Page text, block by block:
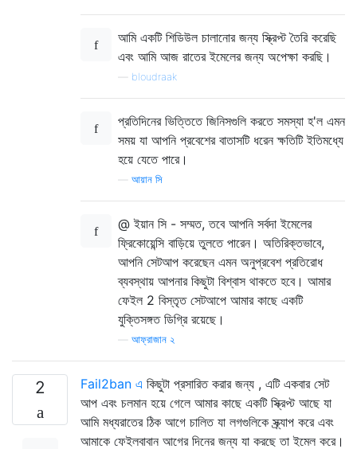
আমি একটি শিডিউল চালানোর জন্য স্ক্রিপ্ট তৈরি করেছি
এবং আমি আজ রাতের ইমেলের জন্য অপেক্ষা করছি।
bloudraak
প্রতিদিনের ভিত্তিতে জিনিসগুলি করতে সমস্যা হ'ল এমন
সময় যা আপনি প্রবেশের বাতাসটি ধরেন ক্ষতিটি ইতিমধ্যে
হয়ে যেতে পারে।
আয়ান সি
@ ইয়ান সি - সম্মত, তবে আপনি সর্বদা ইমেলের
ফ্রিকোয়েন্সি বাড়িয়ে তুলতে পারেন। অতিরিক্তভাবে,
আপনি সেটআপ করেছেন এমন অনুপ্রবেশ প্রতিরোধ
ব্যবস্থায় আপনার কিছুটা বিশ্বাস থাকতে হবে। আমার
ফেইল 2 বিস্তৃত সেটআপে আমার কাছে একটি
যুক্তিসঙ্গত ডিগ্রি রয়েছে।
আফ্রাজান ২
2 Fail2ban এ কিছুটা প্রসারিত করার জন্য , এটি একবার সেট
আপ এবং চলমান হয়ে গেলে আমার কাছে একটি স্ক্রিপ্ট আছে যা
আমি মধ্যরাতের ঠিক আগে চালিত যা লগগুলিকে স্ক্র্যাপ করে এবং
আমাকে ফেইলবাবান আগের দিনের জন্য যা করছে তা ইমেল করে।